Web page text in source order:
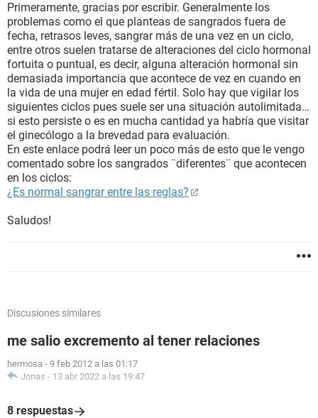
Primeramente, gracias por escribir. Generalmente los
problemas como el que planteas de sangrados fuera de
fecha, retrasos leves, sangrar más de una vez en un ciclo,
entre otros suelen tratarse de alteraciones del ciclo hormonal
fortuita o puntual, es decir, alguna alteración hormonal sin
demasiada importancia que acontece de vez en cuando en
la vida de una mujer en edad fértil. Solo hay que vigilar los
siguientes ciclos pues suele ser una situación autolimitada…
si esto persiste o es en mucha cantidad ya habría que visitar
el ginecólogo a la brevedad para evaluación.
En este enlace podrá leer un poco más de esto que le vengo
comentado sobre los sangrados ¨diferentes¨ que acontecen
en los ciclos:
¿Es normal sangrar entre las reglas?
Saludos!
Discusiones similares
me salio excremento al tener relaciones
hermosa - 9 feb 2012 a las 01:17
Jonas - 13 abr 2022 a las 19:47
8 respuestas